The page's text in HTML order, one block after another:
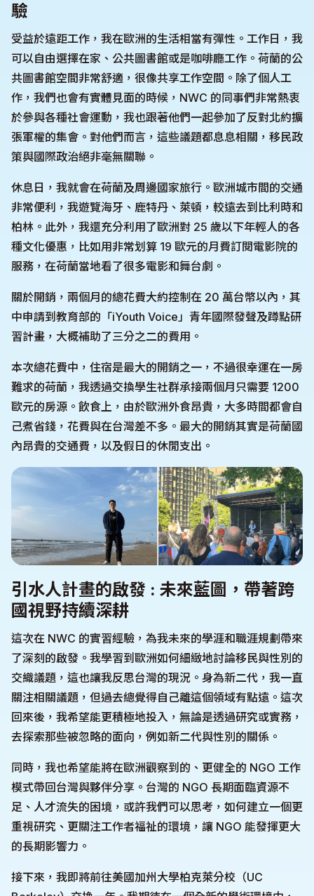
驗
受益於遠距工作，我在歐洲的生活相當有彈性。工作日，我
可以自由選擇在家、公共圖書館或是咖啡廳工作。荷蘭的公
共圖書館空間非常舒適，很像共享工作空間。除了個人工
作，我們也會有實體見面的時候，NWC 的同事們非常熱衷
於參與各種社會運動，我也跟著他們一起參加了反對北約擴
張軍權的集會。對他們而言，這些議題都息息相關，移民政
策與國際政治絕非毫無關聯。
休息日，我就會在荷蘭及周邊國家旅行。歐洲城市間的交通
非常便利，我遊覽海牙、鹿特丹、萊頓，較遠去到比利時和
柏林。此外，我還充分利用了歐洲對 25 歲以下年輕人的各
種文化優惠，比如用非常划算 19 歐元的月費訂閱電影院的
服務，在荷蘭當地看了很多電影和舞台劇。
關於開銷，兩個月的總花費大約控制在 20 萬台幣以內，其
中申請到教育部的「iYouth Voice」青年國際發聲及蹲點研
習計畫，大概補助了三分之二的費用。
本次總花費中，住宿是最大的開銷之一，不過很幸運在一房
難求的荷蘭，我透過交換學生社群承接兩個月只需要 1200
歐元的房源。飲食上，由於歐洲外食昂貴，大多時間都會自
己煮省錢，花費與在台灣差不多。最大的開銷其實是荷蘭國
內昂貴的交通費，以及假日的休閒支出。
引水人計畫的啟發 : 未來藍圖，帶著跨
國視野持續深耕
這次在 NWC 的實習經驗，為我未來的學涯和職涯規劃帶來
了深刻的啟發。我學習到歐洲如何細緻地討論移民與性別的
交織議題，這也讓我反思台灣的現況。身為新二代，我一直
關注相關議題，但過去總覺得自己離這個領域有點遠。這次
回來後，我希望能更積極地投入，無論是透過研究或實務，
去探索那些被忽略的面向，例如新二代與性別的關係。
同時，我也希望能將在歐洲觀察到的、更健全的 NGO 工作
模式帶回台灣與夥伴分享。台灣的 NGO 長期面臨資源不
足、人才流失的困境，或許我們可以思考，如何建立一個更
重視研究、更關注工作者福祉的環境，讓 NGO 能發揮更大
的長期影響力。
接下來，我即將前往美國加州大學柏克萊分校（UC